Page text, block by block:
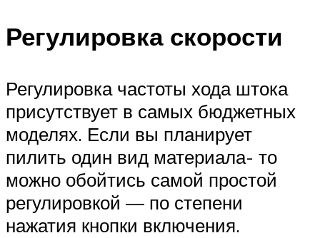
Регулировка скорости
Регулировка частоты хода штока
присутствует в самых бюджетных
моделях. Если вы планирует
пилить один вид материала- то
можно обойтись самой простой
регулировкой — по степени
нажатия кнопки включения.